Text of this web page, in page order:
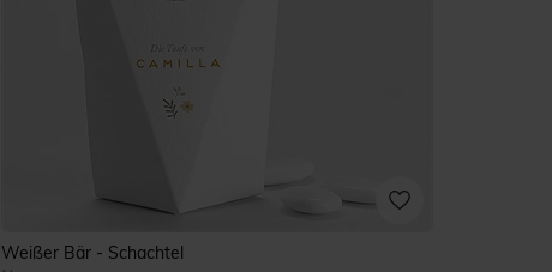
Weißer Bär - Schachtel